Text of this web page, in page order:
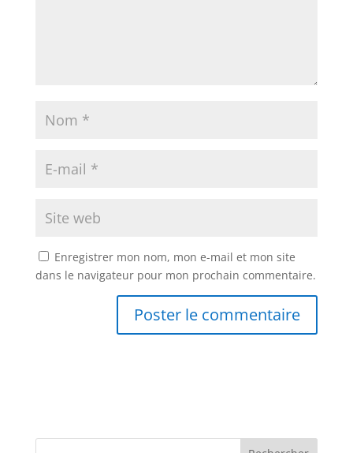
Enregistrer mon nom, mon e-mail et mon site
dans le navigateur pour mon prochain commentaire.